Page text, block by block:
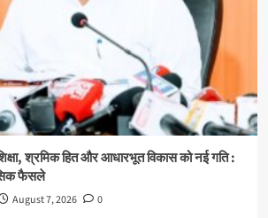
श्रमिक हित और आधारभूत विकास को नई गति :
फैसले
August 7, 2026 0